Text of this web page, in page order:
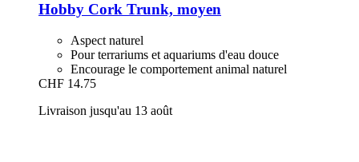
Hobby Cork Trunk, moyen
Aspect naturel
Pour terrariums et aquariums d'eau douce
Encourage le comportement animal naturel
CHF 14.75
Livraison jusqu'au 13 août